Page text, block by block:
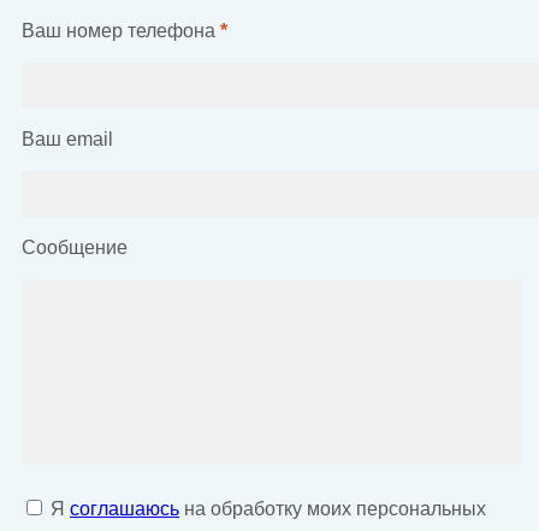
Ваш номер телефона *
Ваш email
Сообщение
Я соглашаюсь на обработку моих персональных